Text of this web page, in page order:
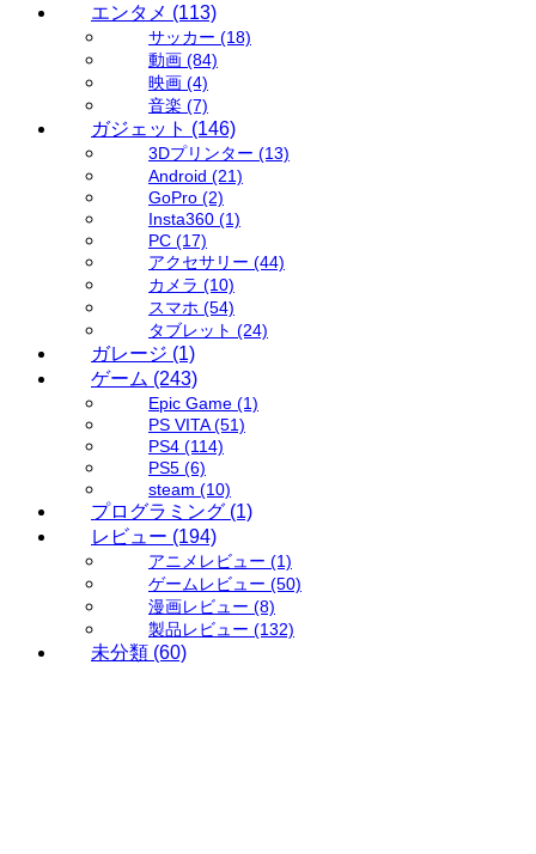
エンタメ (113)
サッカー (18)
動画 (84)
映画 (4)
音楽 (7)
ガジェット (146)
3Dプリンター (13)
Android (21)
GoPro (2)
Insta360 (1)
PC (17)
アクセサリー (44)
カメラ (10)
スマホ (54)
タブレット (24)
ガレージ (1)
ゲーム (243)
Epic Game (1)
PS VITA(51)
PS4 (114)
PS5 (6)
steam (10)
プログラミング (1)
レビュー (194)
アニメレビュー (1)
ゲームレビュー (50)
漫画レビュー (8)
製品レビュー (132)
未分類 (60)